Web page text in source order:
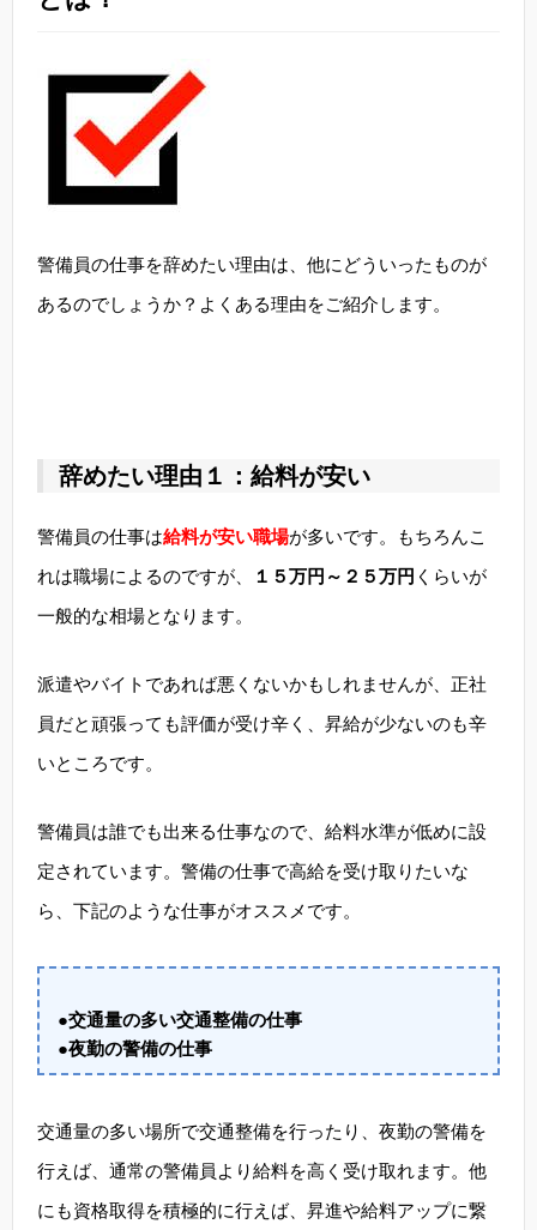
警備員の仕事を辞めたい理由は、他にどういったものが
あるのでしょうか？よくある理由をご紹介します。
辞めたい理由１：給料が安い
警備員の仕事は給料が安い職場が多いです。もちろんこ
れは職場によるのですが、
１５万円～２５万円 くらいが
一般的な相場となります。
派遣やバイトであれば悪くないかもしれませんが、正社
員だと頑張っても評価が受け辛く、昇給が少ないのも辛
いところです。
警備員は誰でも出来る仕事なので、給料水準が低めに設
定されています。警備の仕事で高給を受け取りたいな
ら、下記のような仕事がオススメです。
●交通量の多い交通整備の仕事
●夜勤の警備の仕事
交通量の多い場所で交通整備を行ったり、夜勤の警備を
行えば、通常の警備員より給料を高く受け取れます。他
にも資格取得を積極的に行えば、昇進や給料アップに繋